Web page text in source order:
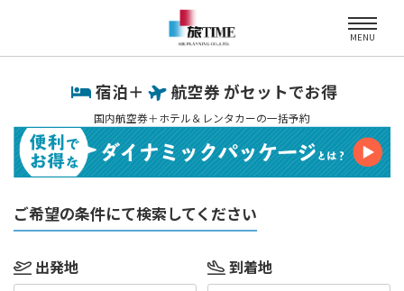
MENU
宿泊＋ 航空券 がセットでお得
国内航空券＋ホテル＆レンタカーの一括予約
ご希望の条件にて検索してください
出発地 到着地